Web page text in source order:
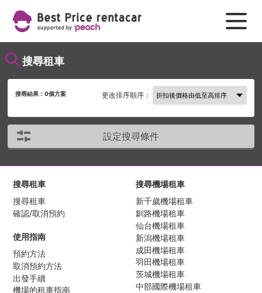
搜尋租車
搜尋結果：0個方案 更改排序順序：
設定搜尋條件
搜尋租車
搜尋租車
確認/取消預約
使用指南
預約方法
取消預約方法
出發手續
機場的租車指南
搜尋機場租車
新千歲機場租車
釧路機場租車
仙台機場租車
新潟機場租車
成田機場租車
羽田機場租車
茨城機場租車
中部國際機場租車